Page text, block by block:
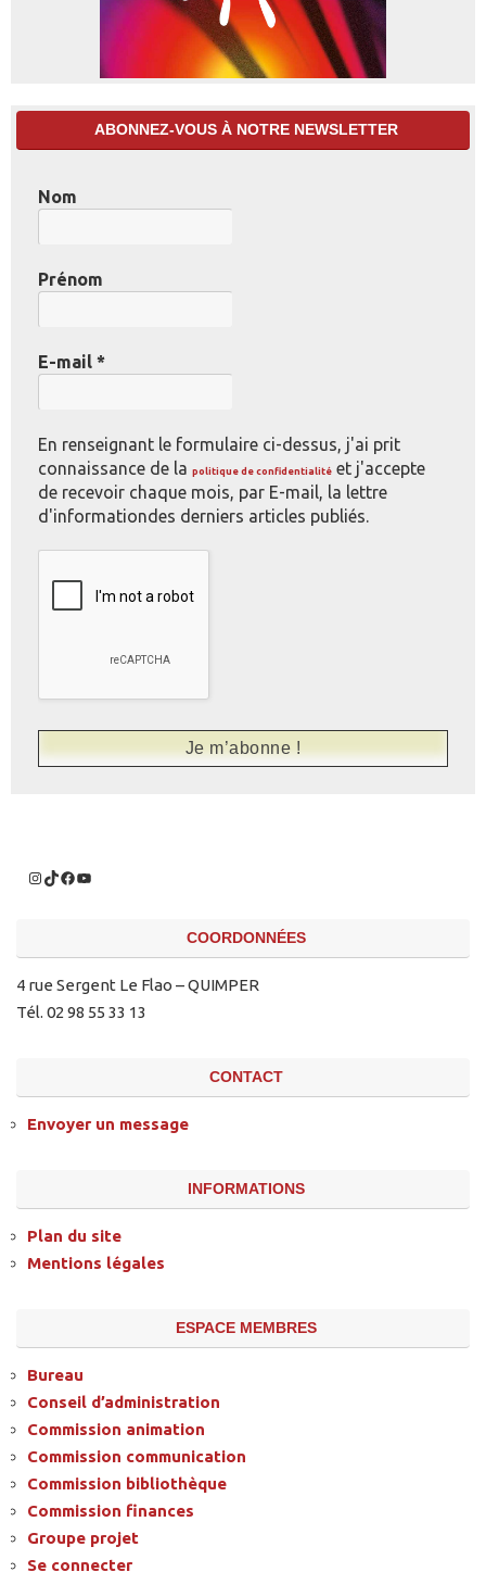
ABONNEZ-VOUS À NOTRE NEWSLETTER
Nom
Prénom
E-mail *
En renseignant le formulaire ci-dessus, j'ai prit
connaissance de la politique de confidentialité et j'accepte
de recevoir chaque mois, par E-mail, la lettre
d'informationdes derniers articles publiés.
COORDONNÉES
4 rue Sergent Le Flao – QUIMPER
Tél. 02 98 55 33 13
CONTACT
Envoyer un message
INFORMATIONS
Plan du site
Mentions légales
ESPACE MEMBRES
Bureau
Conseil d’administration
Commission animation
Commission communication
Commission bibliothèque
Commission finances
Groupe projet
Se connecter